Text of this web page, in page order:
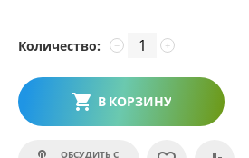
Количество: +
−
В КОРЗИНУ
ОБСУДИТЬ С